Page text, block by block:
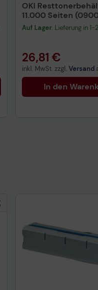
OKI
11.000 Seiten
Auf Lager: Lieferung in
26,81 €
inkl. MwSt. zzgl. Versand
In den